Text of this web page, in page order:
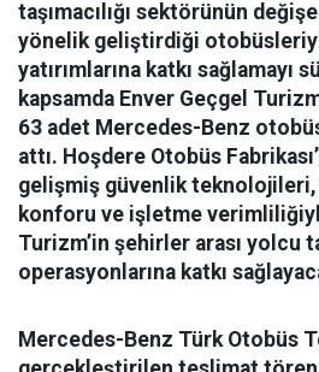
taşımacılığı sektörünün
yönelik geliştirdiği
yatırımlarına katkı sağlamayı
kapsamda Enver Geçgel
63 adet Mercedes-Benz
attı. Hoşdere Otobüs
gelişmiş güvenlik
konforu ve işletme
Turizm’in şehirler arası yolcu
operasyonlarına katkı
Mercedes-Benz Türk Otobüs